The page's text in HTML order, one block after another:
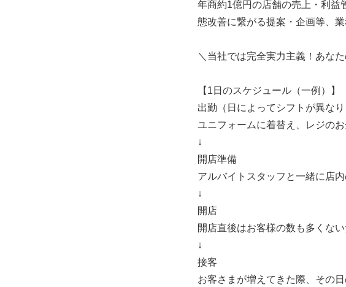
年商約1億円の店舗の売上・利益
態改善に繋がる提案・企画等、
＼当社では完全実力主義！あな
【1日のスケジュール（一例）】
出勤（日によってシフトが異な
ユニフォームに着替え、レジの
↓
開店準備
アルバイトスタッフと一緒に店
↓
開店
開店直後はお客様の数も多くな
↓
接客
お客さまが増えてきた際、その